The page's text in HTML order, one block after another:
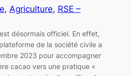
, Agriculture, RSE –
désormais officiel. En effet,
de la société civile a
2023 pour accompagner
cacao vers une pratique «